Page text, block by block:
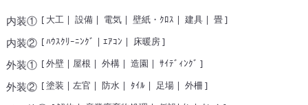
内装①[ 大工| 設備| 電気| 壁紙・ｸﾛｽ | 建具| 畳]
内装②[ﾊｳｽｸﾘｰﾆﾝｸﾞ | ｴｱｺﾝ | 床暖房]
外装①[外壁| 屋根 | 外構| 造園 | ｻｲﾃﾞｨﾝｸﾞ ]
外装②[塗装 | 左官 | 防水| ﾀｲﾙ | 足場| 外柵 ]